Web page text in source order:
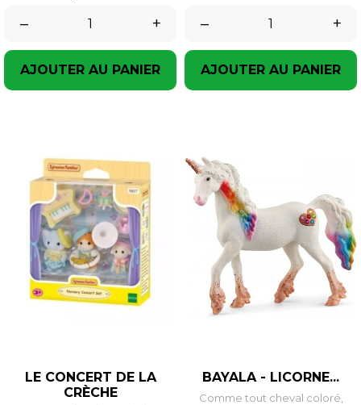
–
+
AJOUTER AU PANIER
– +
AJOUTER AU PANIER
LE CONCERT DE LA
CRÈCHE
BAYALA - LICORNE...
Comme tout cheval coloré,